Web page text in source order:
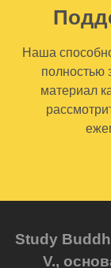
Наша
полностью
материал
Study
V.,